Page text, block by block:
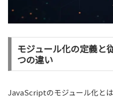
モジュール化の定義と
つの違い
JavaScriptのモジュール化と